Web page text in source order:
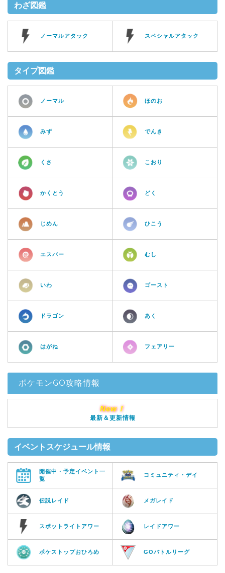
わざ図鑑
ノーマルアタック スペシャルアタック
タイプ図鑑
ノーマル ほのお
みず でんき
くさ こおり
かくとう どく
じめん ひこう
エスパー むし
いわ ゴースト
ドラゴン あく
はがね フェアリー
ポケモンGO攻略情報
New！
最新＆更新情報
イベントスケジュール情報
開催中・予定イベント一
覧
コミュニティ・デイ
伝説レイド メガレイド
スポットライトアワー レイドアワー
ポケストップおひろめ GOバトルリーグ